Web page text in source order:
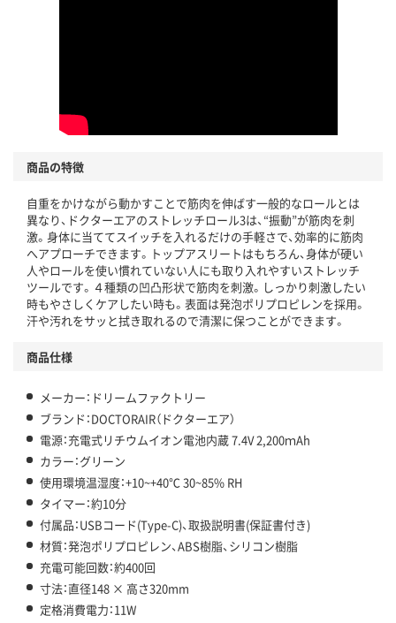
商品の特徴
自重をかけながら動かすことで筋肉を伸ばす一般的なロールとは
異なり、ドクターエアのストレッチロール3は、“振動”が筋肉を刺
激。身体に当ててスイッチを入れるだけの手軽さで、効率的に筋肉
へアプローチできます。トップアスリートはもちろん、身体が硬い
人やロールを使い慣れていない人にも取り入れやすいストレッチ
ツールです。４種類の凹凸形状で筋肉を刺激。しっかり刺激したい
時もやさしくケアしたい時も。表面は発泡ポリプロピレンを採用。
汗や汚れをサッと拭き取れるので清潔に保つことができます。
商品仕様
メーカー：ドリームファクトリー
ブランド：DOCTORAIR（ドクターエア）
電源：充電式リチウムイオン電池内蔵 7.4V 2,200ｍAh
カラー：グリーン
使用環境温湿度：+10~+40℃ 30~85% RH
タイマー：約10分
付属品：USBコード(Type-C)、取扱説明書(保証書付き)
材質：発泡ポリプロピレン、ABS樹脂、シリコン樹脂
充電可能回数：約400回
寸法：直径148 × 高さ320mm
定格消費電力：11W